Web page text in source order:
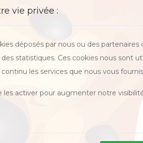
bureau
et leurs mode d'emploi
d'un objectif individuel
vie privée :
déposés par nous ou des
statistiques. Ces cookies nous sont
les services que nous vous
les activer pour augmenter notre